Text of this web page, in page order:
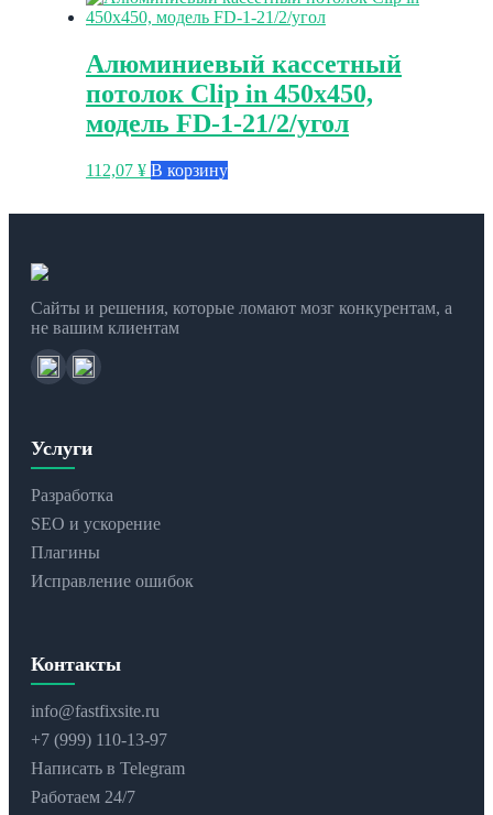
Алюминиевый кассетный
потолок Clip in 450х450,
модель FD-1-21/2/угол
112,07 ¥ В корзину
Сайты и решения, которые ломают мозг конкурентам, а
не вашим клиентам
Услуги
Разработка
SEO и ускорение
Плагины
Исправление ошибок
Контакты
info@fastfixsite.ru
+7 (999) 110-13-97
Написать в Telegram
Работаем 24/7